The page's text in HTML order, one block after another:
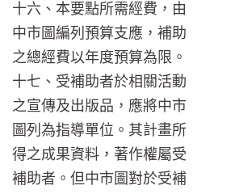
十六、本要點所需經費，由
中市圖編列預算支應，補助
之總經費以年度預算為限。
十七、受補助者於相關活動
之宣傳及出版品，應將中市
圖列為指導單位。其計畫所
得之成果資料，著作權屬受
補助者。但中市圖對於受補